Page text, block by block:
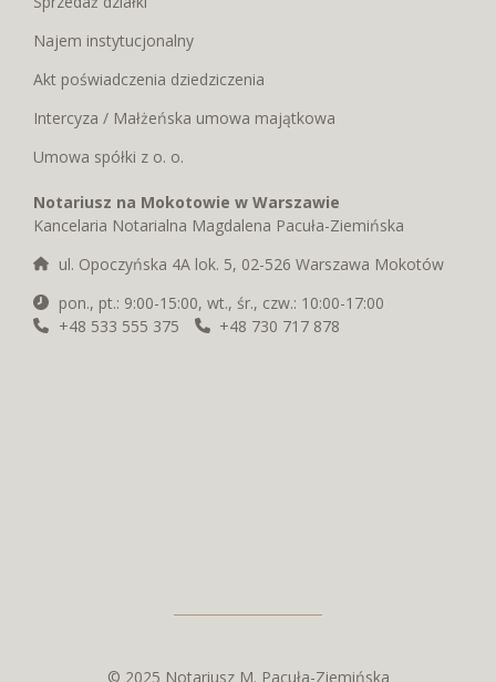
Najem instytucjonalny
Akt poświadczenia dziedziczenia
Intercyza / Małżeńska umowa majątkowa
Umowa spółki z o. o.
Notariusz na Mokotowie w Warszawie
Kancelaria Notarialna Magdalena Pacuła-Ziemińska
ul. Opoczyńska 4A lok. 5, 02-526 Warszawa Mokotów
pon., pt.: 9:00-15:00, wt., śr., czw.: 10:00-17:00
+48 533 555 375
+48 730 717 878
© 2025 Notariusz M. Pacuła-Ziemińska